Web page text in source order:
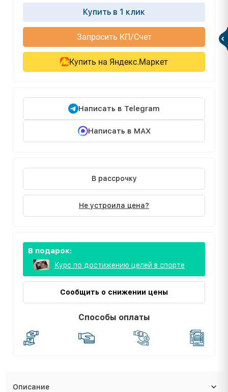
Купить в 1 клик
Запросить КП/Счет
Купить на Яндекс.Маркет
Написать в Telegram
Написать в MAX
В рассрочку
Не устроила цена?
В подарок:
Курс по достижению целей в спорте
Сообщить о снижении цены
Способы оплаты
Описание